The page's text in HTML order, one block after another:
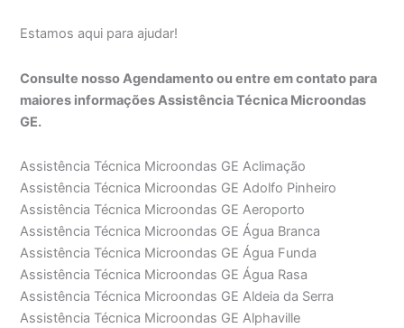
Estamos aqui para ajudar!
Consulte nosso Agendamento ou entre em contato para
maiores informações Assistência Técnica Microondas
GE.
Assistência Técnica Microondas GE Aclimação
Assistência Técnica Microondas GE Adolfo Pinheiro
Assistência Técnica Microondas GE Aeroporto
Assistência Técnica Microondas GE Água Branca
Assistência Técnica Microondas GE Água Funda
Assistência Técnica Microondas GE Água Rasa
Assistência Técnica Microondas GE Aldeia da Serra
Assistência Técnica Microondas GE Alphaville